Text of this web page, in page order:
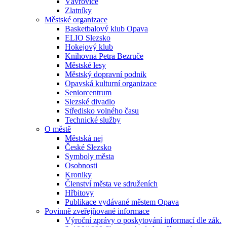
Zlatníky
Městské organizace
Basketbalový klub Opava
ELIO Slezsko
Hokejový klub
Knihovna Petra Bezruče
Městské lesy
Městský dopravní podnik
Opavská kulturní organizace
Seniorcentrum
Slezské divadlo
Středisko volného času
Technické služby
O městě
Městská nej
České Slezsko
Symboly města
Osobnosti
Kroniky
Členství města ve sdruženích
Hřbitovy
Publikace vydávané městem Opava
Povinně zveřejňované informace
Výroční zprávy o poskytování informací dle zák.